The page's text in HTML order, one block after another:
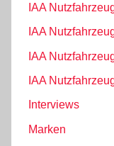
IAA
IAA
IAA
IAA
Interviews
Marken